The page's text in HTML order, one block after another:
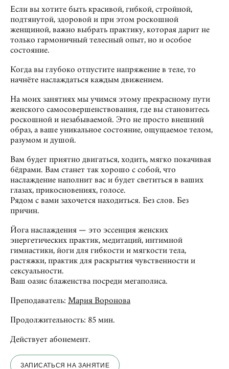
Если вы хотите быть красивой, гибкой, стройной,
подтянутой, здоровой и при этом роскошной
женщиной, важно выбрать практику, которая дарит не
только гармоничный телесный опыт, но и особое
состояние.
Когда вы глубоко отпустите напряжение в теле, то
начнёте наслаждаться каждым движением.
На моих занятиях мы учимся этому прекрасному пути
женского самосовершенствования, где вы становитесь
роскошной и незабываемой. Это не просто внешний
образ, а ваше уникальное состояние, ощущаемое телом,
разумом и душой.
Вам будет приятно двигаться, ходить, мягко покачивая
бёдрами. Вам станет так хорошо с собой, что
наслаждение наполнит вас и будет светиться в ваших
глазах, прикосновениях, голосе.
Рядом с вами захочется находиться. Без слов. Без
причин.
Йога наслаждения — это эссенция женских
энергетических практик, медитаций, интимной
гимнастики, йоги для гибкости и мягкости тела,
растяжки, практик для раскрытия чувственности и
сексуальности.
Ваш оазис блаженства посреди мегаполиса.
Преподаватель: Мария Воронова
Продолжительность: 85 мин.
Действует абонемент.
ЗАПИСАТЬСЯ НА ЗАНЯТИЕ